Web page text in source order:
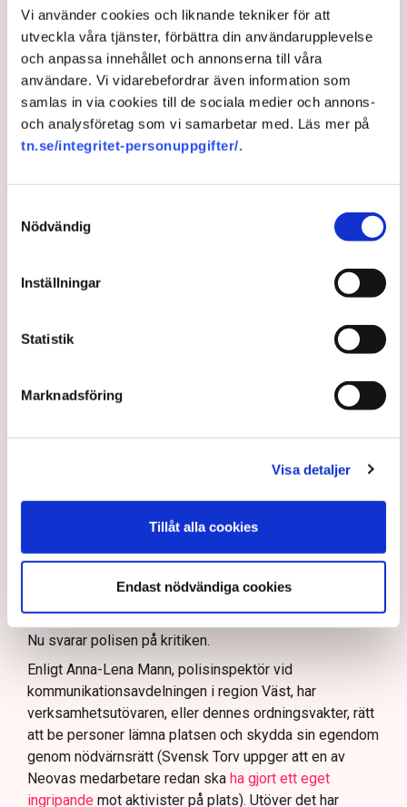
Vi använder cookies och liknande tekniker för att
utveckla våra tjänster, förbättra din användarupplevelse
och anpassa innehållet och annonserna till våra
användare. Vi vidarebefordrar även information som
samlas in via cookies till de sociala medier och annons-
och analysföretag som vi samarbetar med. Läs mer på
tn.se/integritet-personuppgifter/.
Nödvändig
Inställningar
Statistik
Marknadsföring
Visa detaljer
Tillåt alla cookies
Endast nödvändiga cookies
AI-sammanfattning
Torvtäkten i Grimsås har stoppats av aktivister
sedan 28 juli.
Polisen kritiseras för bristande agerande vid
aktionerna.
40 personer misstänks med cirka 120
Polisen använder drönare och uniformerad polis
Samtidigt är polisarbetet komplext när det gäller
att navigera juridiska rättigheter och gränser.
agera tillräckligt då aktionerna kan fortgå för öppen ridå.
Rickard Axdorff på Svensk Torv, anser att polisens
för att skydda verksamheten
och personalen.
skydda tillståndsgivna verksamheter” mot sabotage,
På sociala medier ifrågasätts det om allemansrätten
tillståndsgiven verksamhet, och om inte polisen borde
ha en tydligare skyldighet att skydda privat egendom
och näringsverksamhet mot den typen av störningar.
Nu svarar polisen på kritiken.
Enligt Anna-Lena Mann, polisinspektör vid
kommunikationsavdelningen i region Väst, har
verksamhetsutövaren, eller dennes ordningsvakter, rätt
att be personer lämna platsen och skydda sin egendom
genom nödvärnsrätt (Svensk Torv uppger att en av
Neovas medarbetare redan ska ha gjort ett eget
ingripande mot aktivister på plats). Utöver det har